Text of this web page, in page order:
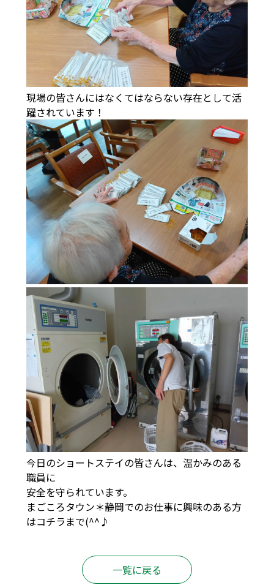
現場の皆さんにはなくてはならない存在として活
躍されています！
今日のショートステイの皆さんは、温かみのある
職員に
安全を守られています。
まごころタウン＊静岡でのお仕事に興味のある方
はコチラ まで(^^♪
一覧に戻る